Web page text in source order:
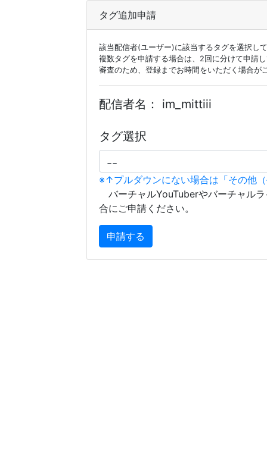
タグ追加申請
該当配信者(ユーザー)に該当するタグを選択し
複数タグを申請する場合は、2回に分けて申請
審査のため、登録までお時間をいただく場合が
配信者名： im_mittiii
タグ選択
※↑プルダウンにない場合は「その他
バーチャルYouTuberやバーチャル
合にご申請ください。
申請する